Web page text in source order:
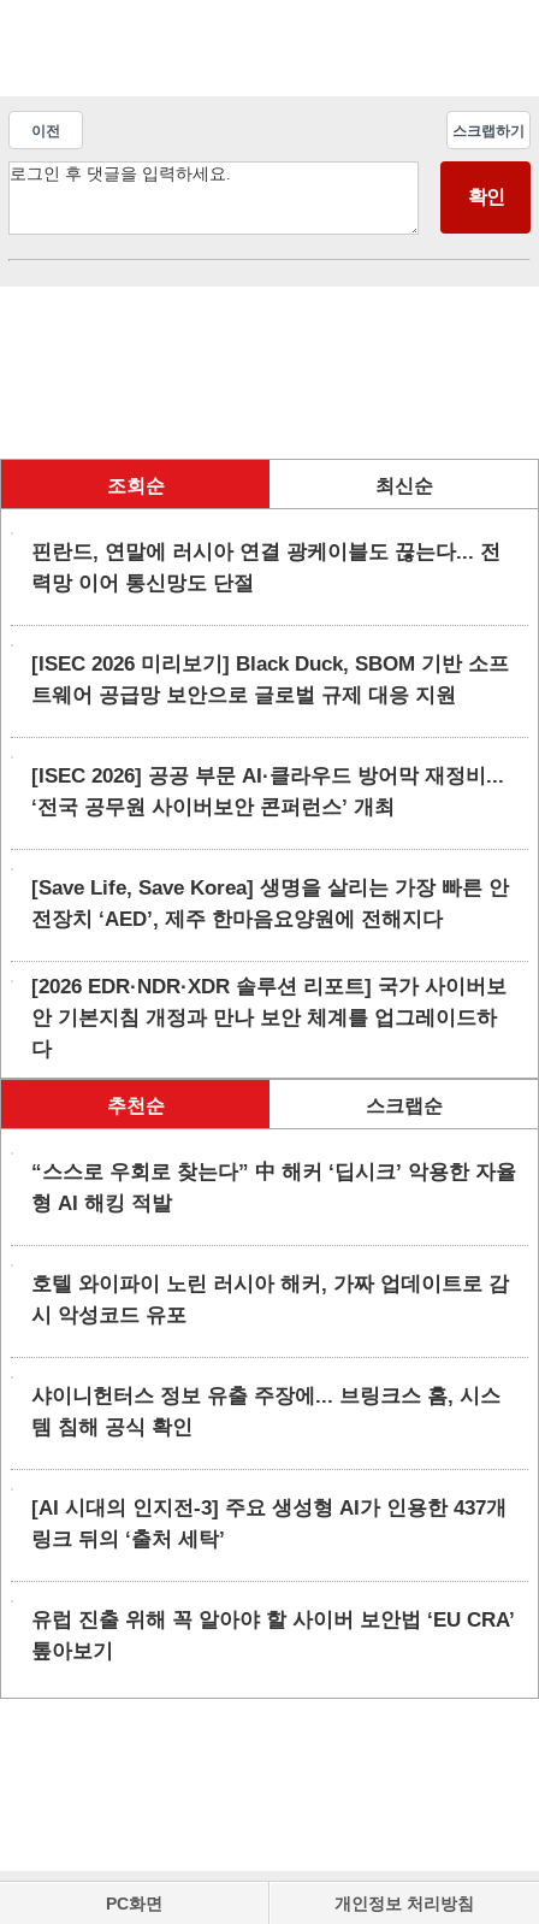
이전 스크랩하기
조회순 최신순
핀란드, 연말에 러시아 연결 광케이블도 끊는다... 전
력망 이어 통신망도 단절
[ISEC 2026 미리보기] Black Duck, SBOM 기반 소프
트웨어 공급망 보안으로 글로벌 규제 대응 지원
[ISEC 2026] 공공 부문 AI·클라우드 방어막 재정비...
‘전국 공무원 사이버보안 콘퍼런스’ 개최
[Save Life, Save Korea] 생명을 살리는 가장 빠른 안
전장치 ‘AED’, 제주 한마음요양원에 전해지다
[2026 EDR·NDR·XDR 솔루션 리포트] 국가 사이버보
안 기본지침 개정과 만나 보안 체계를 업그레이드하
다
추천순 스크랩순
“스스로 우회로 찾는다” 中 해커 ‘딥시크’ 악용한 자율
형 AI 해킹 적발
호텔 와이파이 노린 러시아 해커, 가짜 업데이트로 감
시 악성코드 유포
샤이니헌터스 정보 유출 주장에... 브링크스 홈, 시스
템 침해 공식 확인
[AI 시대의 인지전-3] 주요 생성형 AI가 인용한 437개
링크 뒤의 ‘출처 세탁’
유럽 진출 위해 꼭 알아야 할 사이버 보안법 ‘EU CRA’
톺아보기
PC화면 개인정보 처리방침